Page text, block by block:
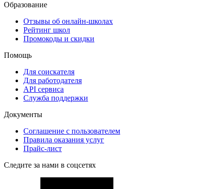
Образование
Отзывы об онлайн-школах
Рейтинг школ
Промокоды и скидки
Помощь
Для соискателя
Для работодателя
API сервиса
Служба поддержки
Документы
Соглашение с пользователем
Правила оказания услуг
Прайс-лист
Следите за нами в соцсетях